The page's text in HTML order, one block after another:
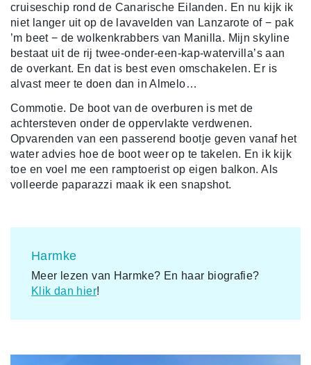
cruiseschip rond de Canarische Eilanden. En nu kijk ik
niet langer uit op de lavavelden van Lanzarote of − pak
’m beet − de wolkenkrabbers van Manilla. Mijn skyline
bestaat uit de rij twee-onder-een-kap-watervilla’s aan
de overkant. En dat is best even omschakelen. Er is
alvast meer te doen dan in Almelo…
Commotie. De boot van de overburen is met de
achtersteven onder de oppervlakte verdwenen.
Opvarenden van een passerend bootje geven vanaf het
water advies hoe de boot weer op te takelen. En ik kijk
toe en voel me een ramptoerist op eigen balkon. Als
volleerde paparazzi maak ik een snapshot.
Harmke
Meer lezen van Harmke? En haar biografie?
Klik dan hier!